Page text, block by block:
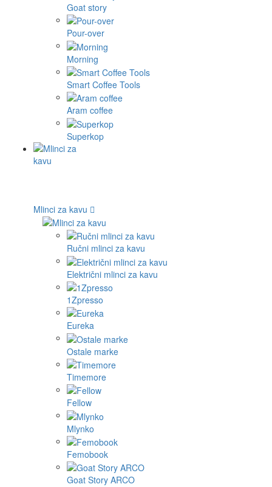
Goat story
Pour-over
Morning
Smart Coffee Tools
Aram coffee
Superkop
Mlinci za kavu
Ručni mlinci za kavu
Električni mlinci za kavu
1Zpresso
Eureka
Ostale marke
Timemore
Fellow
Mlynko
Femobook
Goat Story ARCO